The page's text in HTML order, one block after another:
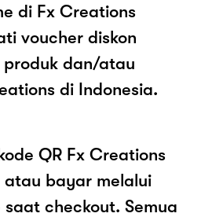
di Fx Creations
voucher diskon
dan/atau
di Indonesia.
QR Fx Creations
bayar melalui
checkout. Semua